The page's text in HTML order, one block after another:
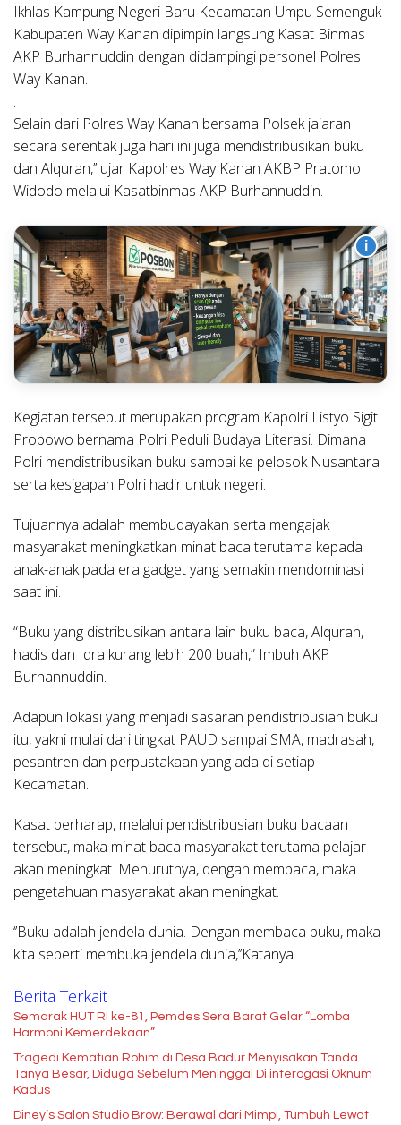
Ikhlas Kampung Negeri Baru Kecamatan Umpu Semenguk
Kabupaten Way Kanan dipimpin langsung Kasat Binmas
AKP Burhannuddin dengan didampingi personel Polres
Way Kanan.
.
Selain dari Polres Way Kanan bersama Polsek jajaran
secara serentak juga hari ini juga mendistribusikan buku
dan Alquran,’’ ujar Kapolres Way Kanan AKBP Pratomo
Widodo melalui Kasatbinmas AKP Burhannuddin.
i
Kegiatan tersebut merupakan program Kapolri Listyo Sigit
Probowo bernama Polri Peduli Budaya Literasi. Dimana
Polri mendistribusikan buku sampai ke pelosok Nusantara
serta kesigapan Polri hadir untuk negeri.
Tujuannya adalah membudayakan serta mengajak
masyarakat meningkatkan minat baca terutama kepada
anak-anak pada era gadget yang semakin mendominasi
saat ini.
“Buku yang distribusikan antara lain buku baca, Alquran,
hadis dan Iqra kurang lebih 200 buah,” Imbuh AKP
Burhannuddin.
Adapun lokasi yang menjadi sasaran pendistribusian buku
itu, yakni mulai dari tingkat PAUD sampai SMA, madrasah,
pesantren dan perpustakaan yang ada di setiap
Kecamatan.
Kasat berharap, melalui pendistribusian buku bacaan
tersebut, maka minat baca masyarakat terutama pelajar
akan meningkat. Menurutnya, dengan membaca, maka
pengetahuan masyarakat akan meningkat.
‘’Buku adalah jendela dunia. Dengan membaca buku, maka
kita seperti membuka jendela dunia,’’Katanya.
Berita Terkait
Semarak HUT RI ke-81, Pemdes Sera Barat Gelar “Lomba
Harmoni Kemerdekaan”
Tragedi Kematian Rohim di Desa Badur Menyisakan Tanda
Tanya Besar, Diduga Sebelum Meninggal Di interogasi Oknum
Kadus
Diney’s Salon Studio Brow: Berawal dari Mimpi, Tumbuh Lewat